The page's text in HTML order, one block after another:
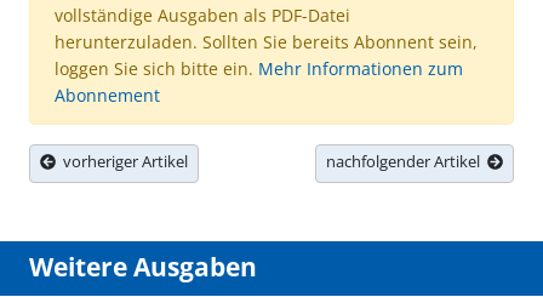
vollständige Ausgaben als PDF-Datei
herunterzuladen. Sollten Sie bereits Abonnent sein,
loggen Sie sich bitte ein. Mehr Informationen zum
Abonnement
vorheriger Artikel nachfolgender Artikel
Weitere Ausgaben